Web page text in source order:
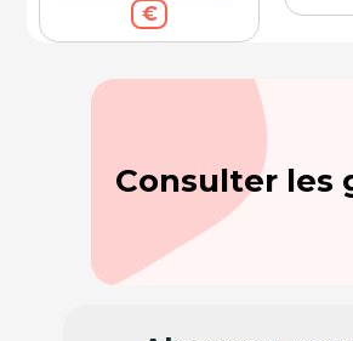
€
Consulter les